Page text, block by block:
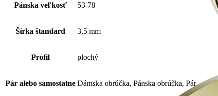
Pánska veľkosť 53-78
Šírka štandard 3,5 mm
Profil plochý
Pár alebo samostatne Dámska obrúčka, Pánska obrúčka, Pár